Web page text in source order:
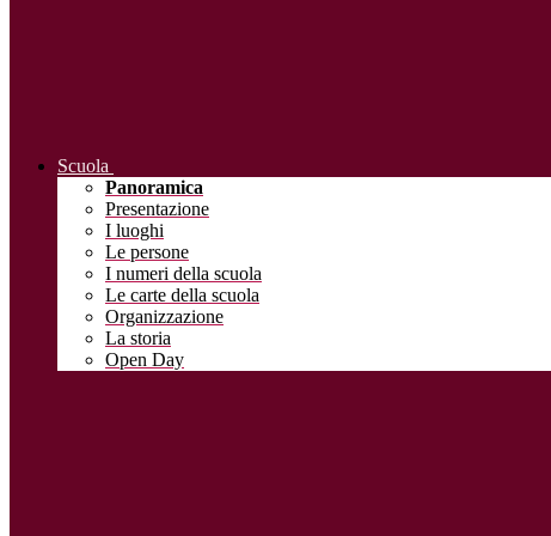
Scuola
Panoramica
Presentazione
I luoghi
Le persone
I numeri della scuola
Le carte della scuola
Organizzazione
La storia
Open Day